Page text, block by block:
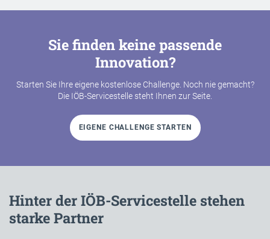
Sie finden keine passende
Innovation?
Starten Sie Ihre eigene kostenlose Challenge. Noch nie gemacht?
Die IÖB-Servicestelle steht Ihnen zur Seite.
EIGENE CHALLENGE STARTEN
Hinter der IÖB-Servicestelle stehen
starke Partner